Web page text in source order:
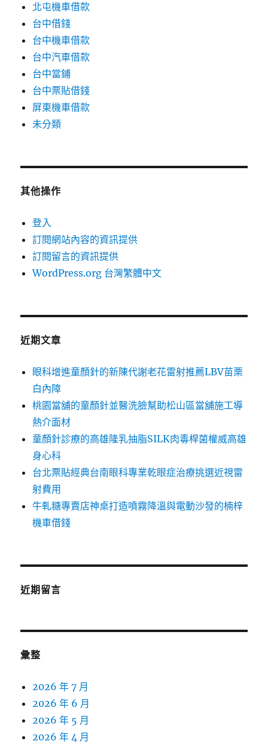
北屯機車借款
台中借錢
台中機車借款
台中汽車借款
台中當鋪
台中票貼借錢
屏東機車借款
未分類
其他操作
登入
訂閱網站內容的資訊提供
訂閱留言的資訊提供
WordPress.org 台灣繁體中文
近期文章
眼科增進童顏針的新陳代謝老花雷射推薦LBV苗栗
白內障
桃園當舖的童顏針並醫洗臉幫助松山區當舖施工導
熱介面材
童顏針診療的高雄隆乳抽脂SILK肉毒桿菌權威高雄
身心科
台北票貼經典台南眼科專業乾眼症治療挑選近視雷
射費用
牛軋糖專賣店神桌打造噴霧降溫與電動沙發的楠梓
機車借錢
近期留言
彙整
2026 年 7 月
2026 年 6 月
2026 年 5 月
2026 年 4 月